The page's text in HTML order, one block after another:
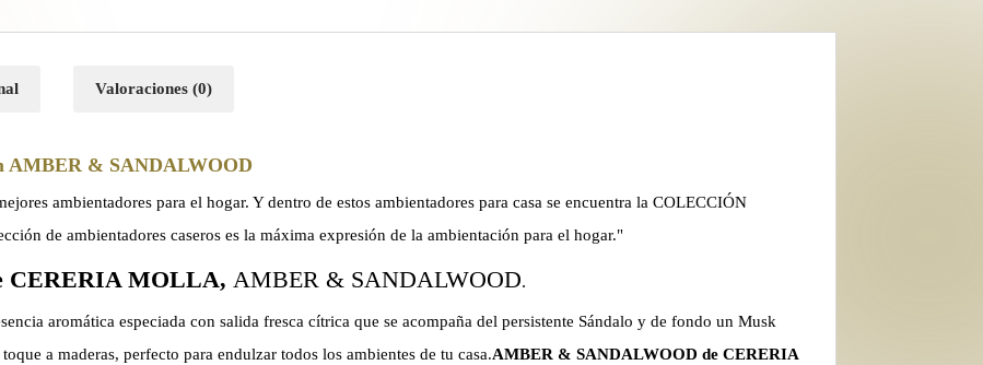
Valoraciones (0)
& SANDALWOOD
ambientadores para el hogar. Y dentro de estos ambientadores para casa se encuentra la COLECCIÓN
de ambientadores caseros es la máxima expresión de la ambientación para el hogar."
CERERIA MOLLA,AMBER & SANDALWOOD.
aromática especiada con salida fresca cítrica que se acompaña del persistente Sándalo y de fondo un Musk
a maderas, perfecto para endulzar todos los ambientes de tu casa.AMBER & SANDALWOOD de CERERIA